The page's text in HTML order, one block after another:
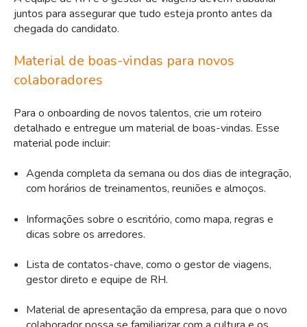
juntos para assegurar que tudo esteja pronto antes da
chegada do candidato.
Material de boas-vindas para novos
colaboradores
Para o onboarding de novos talentos, crie um roteiro
detalhado e entregue um material de boas-vindas. Esse
material pode incluir:
Agenda completa da semana ou dos dias de integração,
com horários de treinamentos, reuniões e almoços.
Informações sobre o escritório, como mapa, regras e
dicas sobre os arredores.
Lista de contatos-chave, como o gestor de viagens,
gestor direto e equipe de RH.
Material de apresentação da empresa, para que o novo